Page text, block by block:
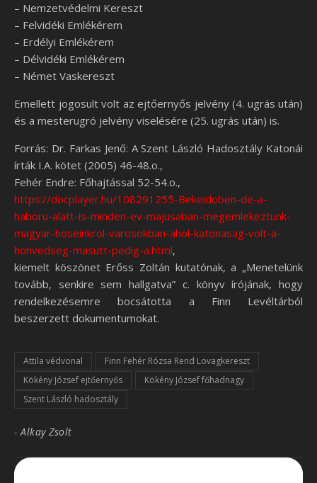
– Nemzetvédelmi Kereszt
– Felvidéki Emlékérem
– Erdélyi Emlékérem
– Délvidéki Emlékérem
– Német Vaskereszt
Emellett jogosult volt az ejtőernyős jelvény (4. ugrás után)
és a mesterugró jelvény viselésére (25. ugrás után) is.
Forrás: Dr. Farkas Jenő: A Szent László Hadosztály Katonái
írták I.A. kötet (2005) 46-48.o.,
Fehér Endre: Főhajtással 52-54.o.,
https://docplayer.hu/108291255-Bekeidoben-de-a-
haboru-alatt-is-minden-ev-majusaban-megemlekeztunk-
magyar-hoseinkrol-varosokban-ahol-katonasag-volt-a-
honvedseg-masutt-pedig-a.html,
kiemelt köszönet Erőss Zoltán kutatónak, a „Menetelünk
tovább, senkire sem hallgatva” c. könyv írójának, hogy
rendelkezésemre bocsátotta a Finn Levéltárból
beszerzett dokumentumokat.
Attila védvonal
Finn Fehér Rózsa Rend Lovagkereszt
Kökény József ejtőernyős
Kökény József főhadnagy
Szent László hadosztály
-Alkay Zsolt